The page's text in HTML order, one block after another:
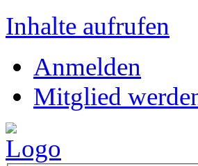
Inhalte aufrufen
Anmelden
Mitglied